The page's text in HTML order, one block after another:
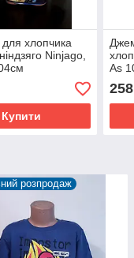
хлопчика
Ninjago,
Купити
As
258
розпродаж